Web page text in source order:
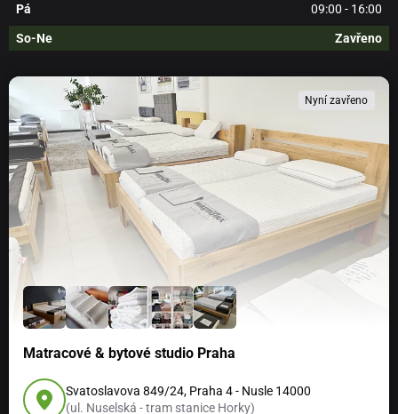
Pá 09:00 - 16:00
So-Ne Zavřeno
Nyní zavřeno
Matracové & bytové studio Praha
Svatoslavova 849/24, Praha 4 - Nusle 14000
(ul. Nuselská - tram stanice Horky)